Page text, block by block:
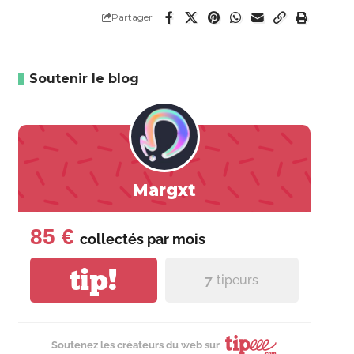
Partager
Soutenir le blog
Margxt
85 € collectés par mois
tip! 7 tipeurs
Soutenez les créateurs du web sur